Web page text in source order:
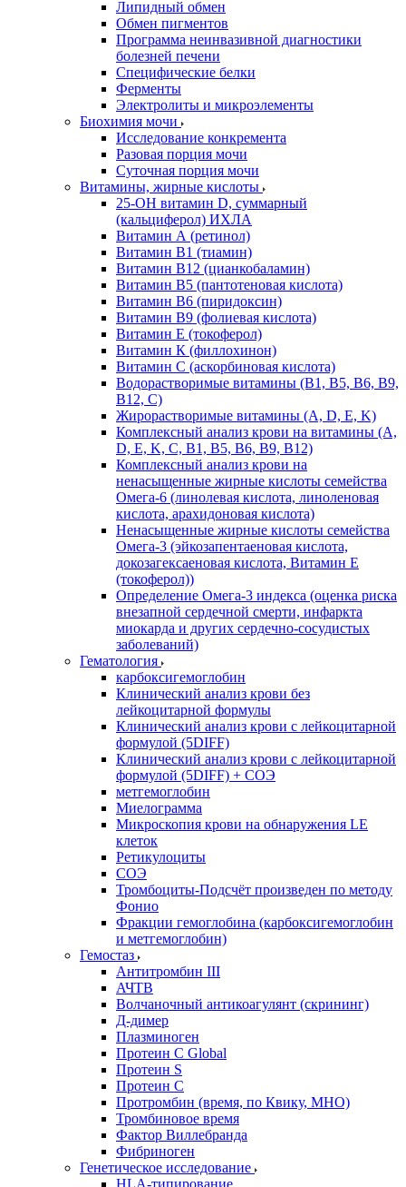
Липидный обмен
Обмен пигментов
Программа неинвазивной диагностики
болезней печени
Специфические белки
Ферменты
Электролиты и микроэлементы
Биохимия мочи
Исследование конкремента
Разовая порция мочи
Суточная порция мочи
Витамины, жирные кислоты
25-OH витамин D, суммарный
(кальциферол) ИХЛА
Витамин А (ретинол)
Витамин В1 (тиамин)
Витамин В12 (цианкобаламин)
Витамин В5 (пантотеновая кислота)
Витамин В6 (пиридоксин)
Витамин В9 (фолиевая кислота)
Витамин Е (токоферол)
Витамин К (филлохинон)
Витамин С (аскорбиновая кислота)
Водорастворимые витамины (B1, B5, B6, В9,
В12, С)
Жирорастворимые витамины (A, D, E, K)
Комплексный анализ крови на витамины (A,
D, E, K, C, B1, B5, B6, В9, B12)
Комплексный анализ крови на
ненасыщенные жирные кислоты семейства
Омега-6 (линолевая кислота, линоленовая
кислота, арахидоновая кислота)
Ненасыщенные жирные кислоты семейства
Омега-3 (эйкозапентаеновая кислота,
докозагексаеновая кислота, Витамин E
(токоферол))
Определение Омега-3 индекса (оценка риска
внезапной сердечной смерти, инфаркта
миокарда и других сердечно-сосудистых
заболеваний)
Гематология
карбоксигемоглобин
Клинический анализ крови без
лейкоцитарной формулы
Клинический анализ крови с лейкоцитарной
формулой (5DIFF)
Клинический анализ крови с лейкоцитарной
формулой (5DIFF) + СОЭ
метгемоглобин
Миелограмма
Микроскопия крови на обнаружения LE
клеток
Ретикулоциты
СОЭ
Тромбоциты-Подсчёт произведен по методу
Фонио
Фракции гемоглобина (карбоксигемоглобин
и метгемоглобин)
Гемостаз
Антитромбин III
АЧТВ
Волчаночный антикоагулянт (скрининг)
Д-димер
Плазминоген
Протеин C Global
Протеин S
Протеин С
Протромбин (время, по Квику, МНО)
Тромбиновое время
Фактор Виллебранда
Фибриноген
Генетическое исследование
HLA-типирование